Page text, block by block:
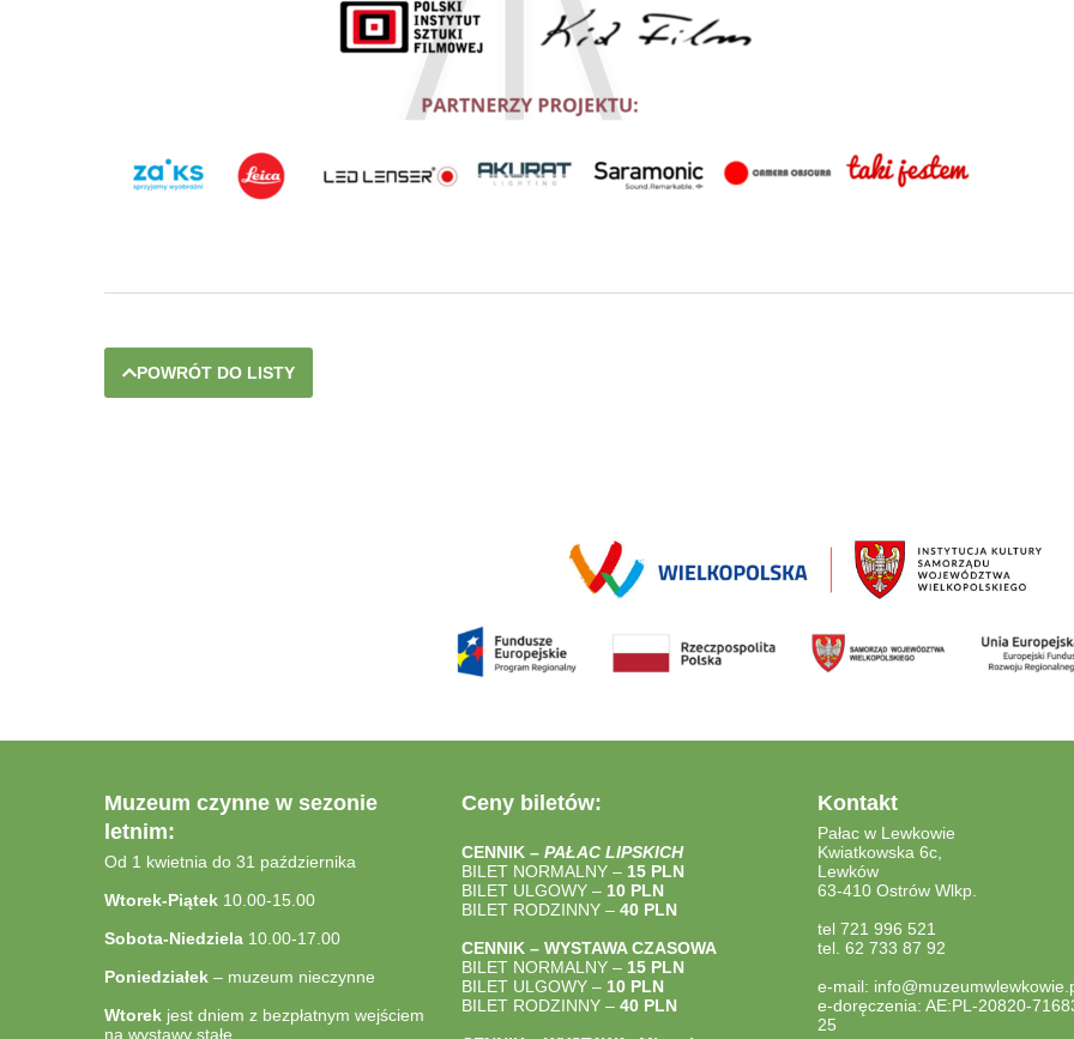
POWRÓT DO LISTY
Muzeum czynne w sezonie
letnim:
Od 1 kwietnia do 31 października
Wtorek-Piątek 10.00-15.00
Sobota-Niedziela 10.00-17.00
Poniedziałek – muzeum nieczynne
Wtorek jest dniem z bezpłatnym wejściem
na wystawy stałe
Ceny biletów:
CENNIK – PAŁAC LIPSKICH
BILET NORMALNY – 15 PLN
BILET ULGOWY – 10 PLN
BILET RODZINNY – 40PLN
CENNIK – WYSTAWA CZASOWA
BILET NORMALNY –15 PLN
BILET ULGOWY –10 PLN
BILET RODZINNY –40PLN
Kontakt
Pałac w Lewkowie
Kwiatkowska 6c,
Lewków
63-410 Ostrów Wlkp.
tel 721 996 521
tel. 62 733 87 92
e-mail:
e-doręczenia: AE:PL-20820-
25